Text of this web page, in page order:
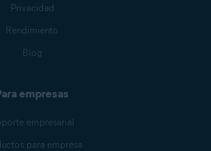
Privacidad
Rendimiento
Blog
empresas
empresarial
para empresa